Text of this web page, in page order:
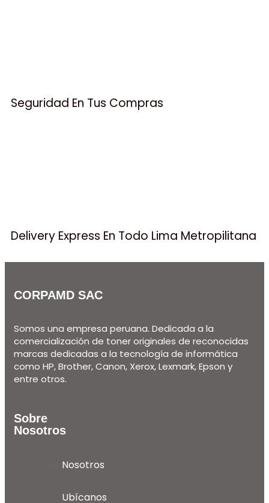
Seguridad En Tus Compras
Delivery Express En Todo Lima Metropilitana
CORPAMD SAC
Somos una empresa peruana. Dedicada a la
comercialización de toner originales de reconocidas
marcas dedicadas a la tecnología de informática
como HP, Brother, Canon, Xerox, Lexmark, Epson y
entre otros.
Sobre
Nosotros
Nosotros
Ubícanos